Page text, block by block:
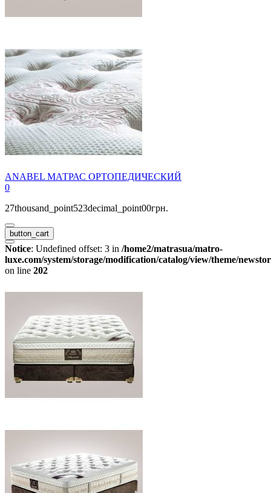
ANABEL МАТРАС ОРТОПЕДИЧЕСКИЙ
0
27thousand_point523decimal_point00грн.
button_cart
Notice: Undefined offset: 3 in /home2/matrasua/matro-
luxe.com/system/storage/modification/catalog/view/theme/
on line 202